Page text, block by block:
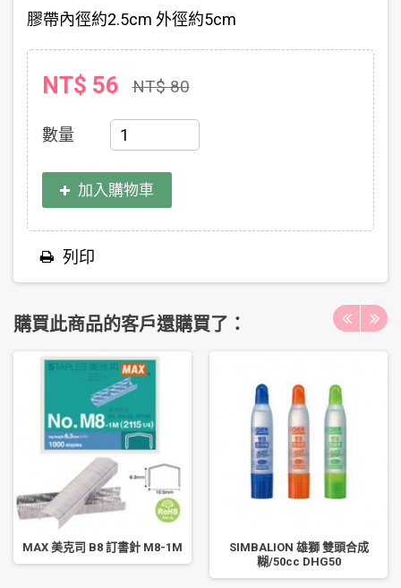
膠帶內徑約2.5cm 外徑約5cm
NT$ 56 NT$ 80
數量
加入購物車
列印
購買此商品的客戶還購買了：
MAX 美克司 B8 訂書針 M8-1M
SIMBALION 雄獅 雙頭合成
糊/50cc DHG50